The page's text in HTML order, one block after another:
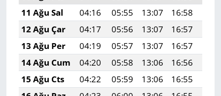
11 Ağu Sal
04:16 05:55 13:07 16:58
12 Ağu Çar
04:17 05:56 13:07 16:57
13 Ağu Per
04:19 05:57 13:07 16:57
14 Ağu Cum
04:20 05:58 13:06 16:56
15 Ağu Cts
04:22 05:59 13:06 16:55